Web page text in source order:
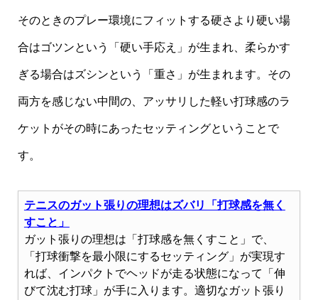
そのときのプレー環境にフィットする硬さより硬い場
合はゴツンという「硬い手応え」が生まれ、柔らかす
ぎる場合はズシンという「重さ」が生まれます。その
両方を感じない中間の、アッサリした軽い打球感のラ
ケットがその時にあったセッティングということで
す。
テニスのガット張りの理想はズバリ「打球感を無く
すこと」
ガット張りの理想は「打球感を無くすこと」で、
「打球衝撃を最小限にするセッティング」が実現す
れば、インパクトでヘッドが走る状態になって「伸
びて沈む打球」が手に入ります。適切なガット張り